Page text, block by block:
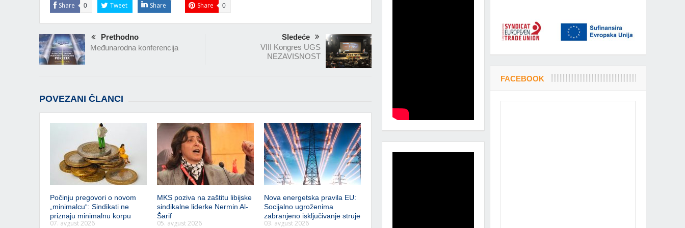
Share 0 Tweet Share Share 0
Prethodno
Međunarodna konferencija
Sledeće
VIII Kongres UGS
NEZAVISNOST
POVEZANI ČLANCI
Počinju pregovori o novom
„minimalcu“: Sindikati ne
priznaju minimalnu korpu
07. avgust 2026
MKS poziva na zaštitu libijske
sindikalne liderke Nermin Al-
Šarif
05. avgust 2026
Nova energetska pravila EU:
Socijalno ugroženima
zabranjeno isključivanje struje
03. avgust 2026
FACEBOOK